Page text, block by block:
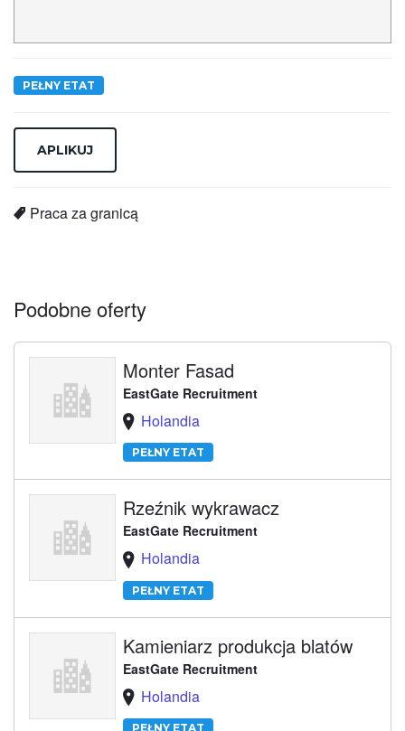
PEŁNY ETAT
Praca za granicą
Podobne oferty
Monter Fasad
EastGate Recruitment
Holandia
PEŁNY ETAT
Rzeźnik wykrawacz
EastGate Recruitment
Holandia
PEŁNY ETAT
Kamieniarz produkcja blatów
EastGate Recruitment
Holandia
PEŁNY ETAT